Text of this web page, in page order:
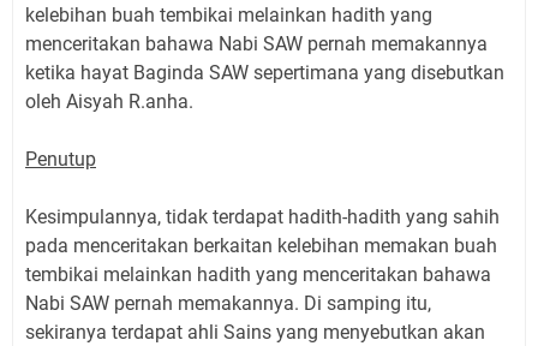
kelebihan buah tembikai melainkan hadith yang
menceritakan bahawa Nabi SAW pernah memakannya
ketika hayat Baginda SAW sepertimana yang disebutkan
oleh Aisyah R.anha.
Penutup
Kesimpulannya, tidak terdapat hadith-hadith yang sahih
pada menceritakan berkaitan kelebihan memakan buah
tembikai melainkan hadith yang menceritakan bahawa
Nabi SAW pernah memakannya. Di samping itu,
sekiranya terdapat ahli Sains yang menyebutkan akan